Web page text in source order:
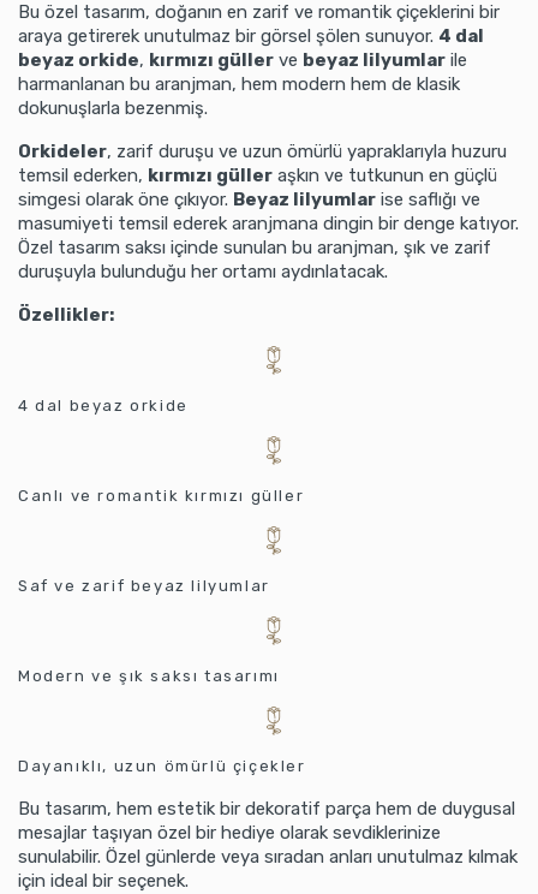
Bu özel tasarım, doğanın en zarif ve romantik çiçeklerini bir
araya getirerek unutulmaz bir görsel şölen sunuyor. 4 dal
beyaz orkide, kırmızı güller ve beyaz lilyumlar ile
harmanlanan bu aranjman, hem modern hem de klasik
dokunuşlarla bezenmiş.
Orkideler, zarif duruşu ve uzun ömürlü yapraklarıyla huzuru
temsil ederken, kırmızı güller aşkın ve tutkunun en güçlü
simgesi olarak öne çıkıyor. Beyaz lilyumlar ise saflığı ve
masumiyeti temsil ederek aranjmana dingin bir denge katıyor.
Özel tasarım saksı içinde sunulan bu aranjman, şık ve zarif
duruşuyla bulunduğu her ortamı aydınlatacak.
Özellikler:
4 dal beyaz orkide
Canlı ve romantik kırmızı güller
Saf ve zarif beyaz lilyumlar
Modern ve şık saksı tasarımı
Dayanıklı, uzun ömürlü çiçekler
Bu tasarım, hem estetik bir dekoratif parça hem de duygusal
mesajlar taşıyan özel bir hediye olarak sevdiklerinize
sunulabilir. Özel günlerde veya sıradan anları unutulmaz kılmak
için ideal bir seçenek.